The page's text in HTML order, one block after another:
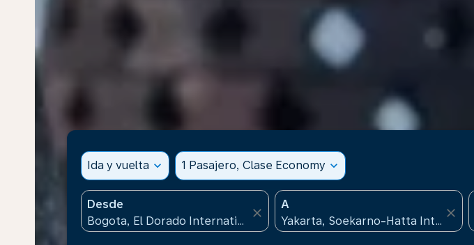
Ida y vuelta expand_more 1 Pasajero, Clase Economy expand_more
Desde
close
A
close